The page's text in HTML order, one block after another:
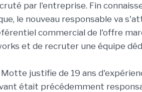
par l'entreprise. Fin
le nouveau responsable va
commercial de l'offre
et de recruter une équipe
justifie de 19 ans
était précédemment